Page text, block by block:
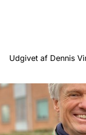
Udgivet af Dennis